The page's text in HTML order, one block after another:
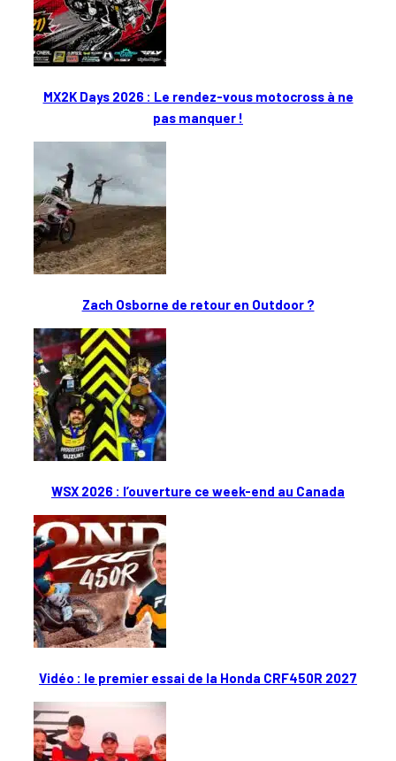
MX2K Days 2026 : Le rendez-vous motocross à ne
pas manquer !
Zach Osborne de retour en Outdoor ?
WSX 2026 : l’ouverture ce week-end au Canada
Vidéo : le premier essai de la Honda CRF450R 2027